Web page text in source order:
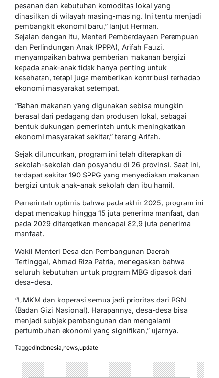
pesanan dan kebutuhan komoditas lokal yang
dihasilkan di wilayah masing-masing. Ini tentu menjadi
pembangkit ekonomi baru,” lanjut Herman.
Sejalan dengan itu, Menteri Pemberdayaan Perempuan
dan Perlindungan Anak (PPPA), Arifah Fauzi,
menyampaikan bahwa pemberian makanan bergizi
kepada anak-anak tidak hanya penting untuk
kesehatan, tetapi juga memberikan kontribusi terhadap
ekonomi masyarakat setempat.
“Bahan makanan yang digunakan sebisa mungkin
berasal dari pedagang dan produsen lokal, sebagai
bentuk dukungan pemerintah untuk meningkatkan
ekonomi masyarakat sekitar,” terang Arifah.
Sejak diluncurkan, program ini telah diterapkan di
sekolah-sekolah dan posyandu di 26 provinsi. Saat ini,
terdapat sekitar 190 SPPG yang menyediakan makanan
bergizi untuk anak-anak sekolah dan ibu hamil.
Pemerintah optimis bahwa pada akhir 2025, program ini
dapat mencakup hingga 15 juta penerima manfaat, dan
pada 2029 ditargetkan mencapai 82,9 juta penerima
manfaat.
Wakil Menteri Desa dan Pembangunan Daerah
Tertinggal, Ahmad Riza Patria, menegaskan bahwa
seluruh kebutuhan untuk program MBG dipasok dari
desa-desa.
“UMKM dan koperasi semua jadi prioritas dari BGN
(Badan Gizi Nasional). Harapannya, desa-desa bisa
menjadi subjek pembangunan dan mengalami
pertumbuhan ekonomi yang signifikan,” ujarnya.
TaggedIndonesia news update